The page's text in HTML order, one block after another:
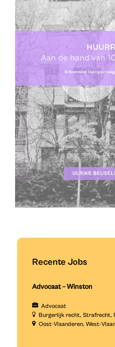
Recente Jobs
Advocaat – Winston
Advocaat
Burgerlijk recht Strafrecht
Oost-Vlaanderen West-